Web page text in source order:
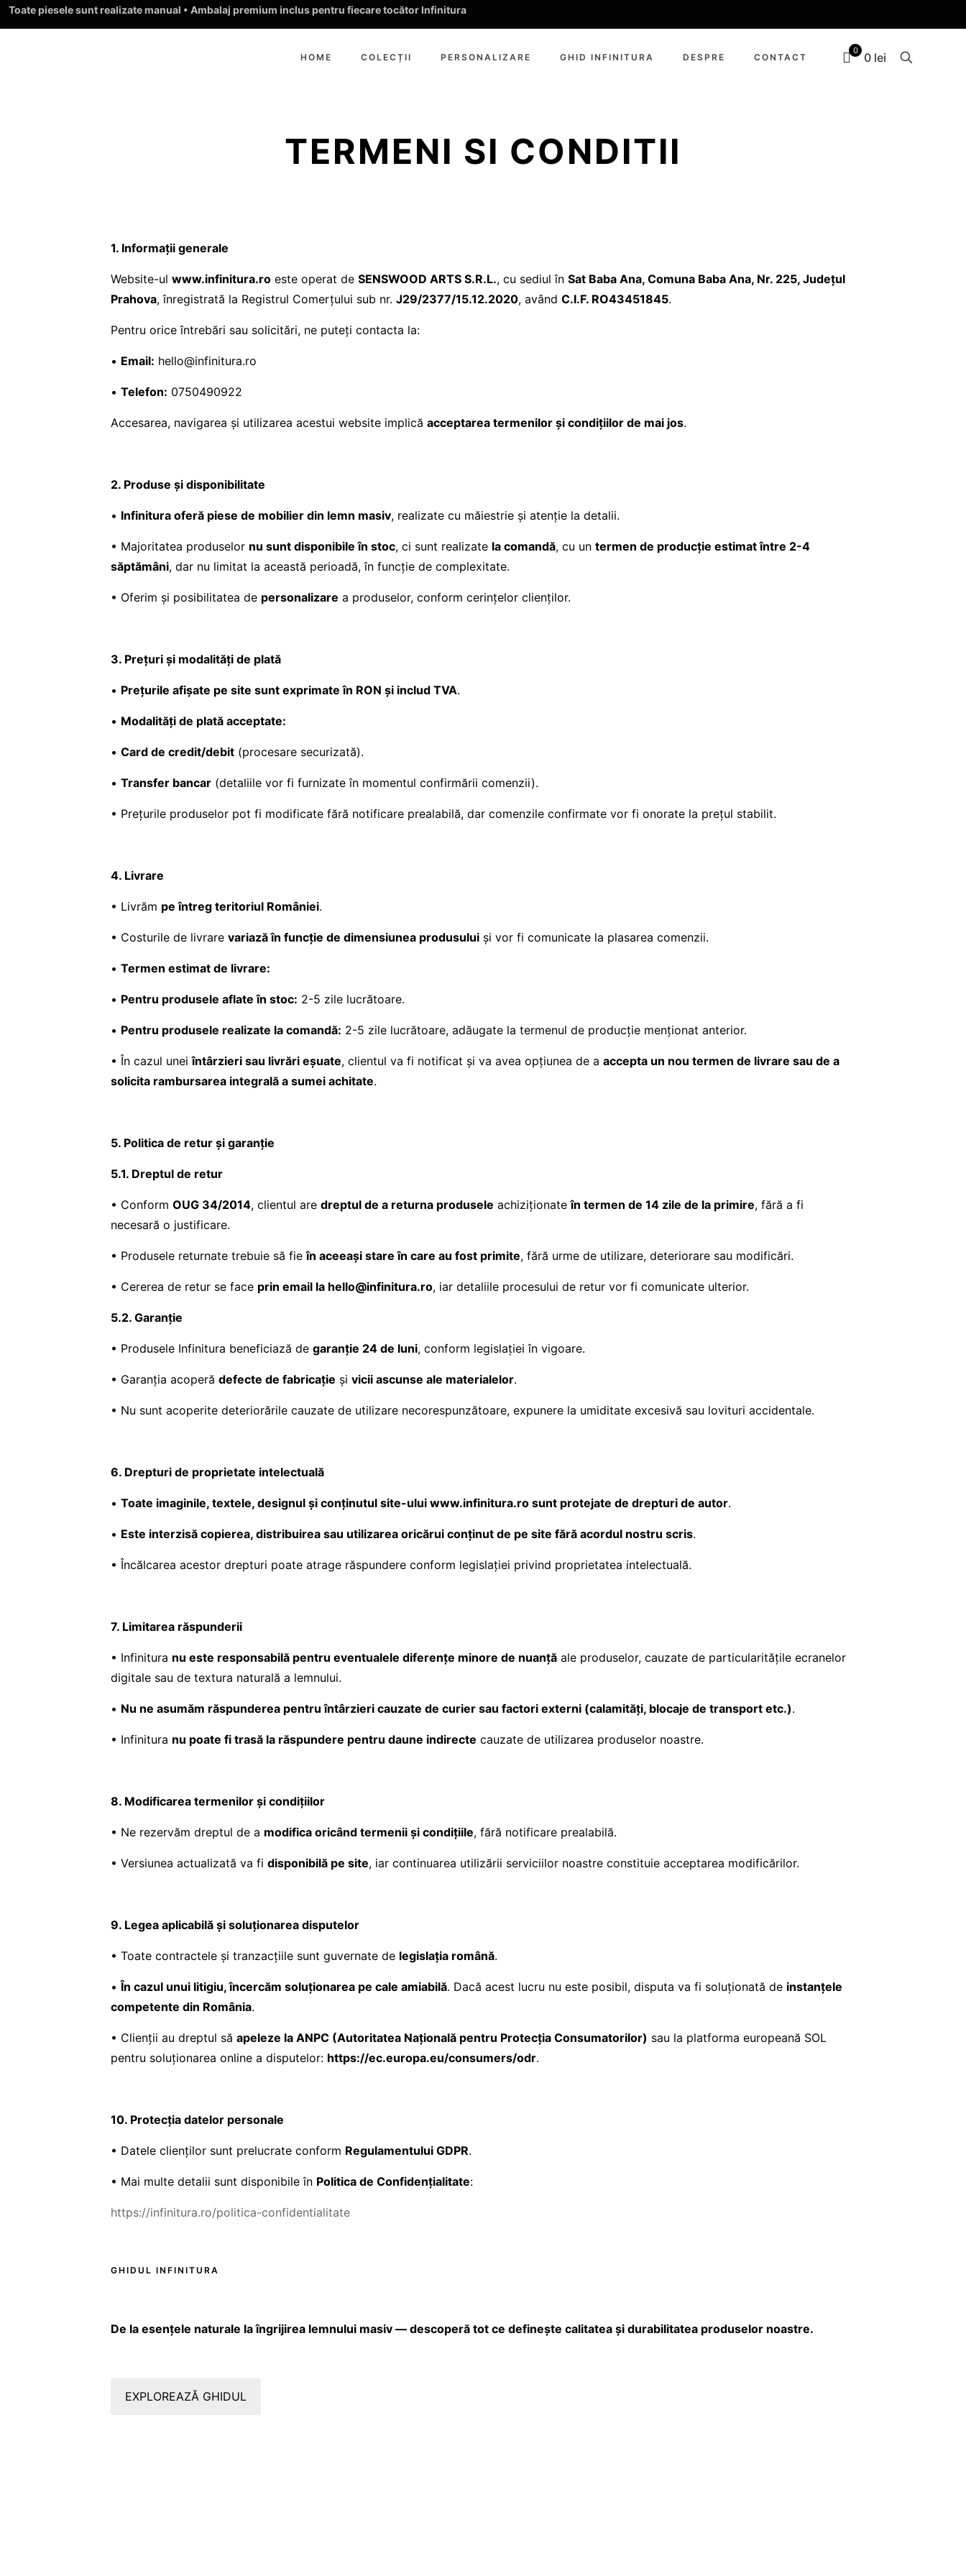
Toate piesele sunt realizate manual • Ambalaj premium inclus pentru fiecare tocător Infinitura
HOME COLECȚII PERSONALIZARE GHID INFINITURA DESPRE CONTACT
0 0 lei
TERMENI SI CONDITII
1. Informații generale
Website-ul www.infinitura.ro este operat de SENSWOOD ARTS S.R.L., cu sediul în Sat Baba Ana, Comuna Baba Ana, Nr. 225, Județul
Prahova, înregistrată la Registrul Comerțului sub nr. J29/2377/15.12.2020, având C.I.F. RO43451845.
Pentru orice întrebări sau solicitări, ne puteți contacta la:
• Email: hello@infinitura.ro
• Telefon: 0750490922
Accesarea, navigarea și utilizarea acestui website implică acceptarea termenilor și condițiilor de mai jos.
2. Produse și disponibilitate
• Infinitura oferă piese de mobilier din lemn masiv, realizate cu măiestrie și atenție la detalii.
• Majoritatea produselor nu sunt disponibile în stoc, ci sunt realizate la comandă, cu un termen de producție estimat între 2-4
săptămâni, dar nu limitat la această perioadă, în funcție de complexitate.
• Oferim și posibilitatea de personalizare a produselor, conform cerințelor clienților.
3. Prețuri și modalități de plată
• Prețurile afișate pe site sunt exprimate în RON și includ TVA.
• Modalități de plată acceptate:
• Card de credit/debit (procesare securizată).
• Transfer bancar (detaliile vor fi furnizate în momentul confirmării comenzii).
• Prețurile produselor pot fi modificate fără notificare prealabilă, dar comenzile confirmate vor fi onorate la prețul stabilit.
4. Livrare
• Livrăm pe întreg teritoriul României.
• Costurile de livrare variază în funcție de dimensiunea produsului și vor fi comunicate la plasarea comenzii.
• Termen estimat de livrare:
• Pentru produsele aflate în stoc: 2-5 zile lucrătoare.
• Pentru produsele realizate la comandă: 2-5 zile lucrătoare, adăugate la termenul de producție menționat anterior.
• În cazul uneiîntârzieri sau livrări eșuate, clientul va fi notificat și va avea opțiunea de a accepta un nou termen de livrare sau de a
solicita rambursarea integrală a sumei achitate.
5. Politica de retur și garanție
5.1. Dreptul de retur
• Conform OUG 34/2014, clientul are dreptul de a returna produsele achiziționateîn termen de 14 zile de la primire, fără a fi
necesară o justificare.
• Produsele returnate trebuie să fieîn aceeași stare în care au fost primite, fără urme de utilizare, deteriorare sau modificări.
• Cererea de retur se face prin email la hello@infinitura.ro, iar detaliile procesului de retur vor fi comunicate ulterior.
5.2. Garanție
• Produsele Infinitura beneficiază de garanție 24 de luni, conform legislației în vigoare.
• Garanția acoperă defecte de fabricație și vicii ascunse ale materialelor.
• Nu sunt acoperite deteriorările cauzate de utilizare necorespunzătoare, expunere la umiditate excesivă sau lovituri accidentale.
6. Drepturi de proprietate intelectuală
• Toate imaginile, textele, designul și conținutul site-ului www.infinitura.ro sunt protejate de drepturi de autor.
• Este interzisă copierea, distribuirea sau utilizarea oricărui conținut de pe site fără acordul nostru scris.
• Încălcarea acestor drepturi poate atrage răspundere conform legislației privind proprietatea intelectuală.
7. Limitarea răspunderii
• Infinitura nu este responsabilă pentru eventualele diferențe minore de nuanță ale produselor, cauzate de particularitățile ecranelor
digitale sau de textura naturală a lemnului.
• Nu ne asumăm răspunderea pentru întârzieri cauzate de curier sau factori externi (calamități, blocaje de transport etc.).
• Infinitura nu poate fi trasă la răspundere pentru daune indirecte cauzate de utilizarea produselor noastre.
8. Modificarea termenilor și condițiilor
• Ne rezervăm dreptul de a modifica oricând termenii și condițiile, fără notificare prealabilă.
• Versiunea actualizată va fi disponibilă pe site, iar continuarea utilizării serviciilor noastre constituie acceptarea modificărilor.
9. Legea aplicabilă și soluționarea disputelor
• Toate contractele și tranzacțiile sunt guvernate de legislația română.
•În cazul unui litigiu, încercăm soluționarea pe cale amiabilă. Dacă acest lucru nu este posibil, disputa va fi soluționată de instanțele
competente din România.
• Clienții au dreptul să apeleze la ANPC (Autoritatea Națională pentru Protecția Consumatorilor) sau la platforma europeană SOL
pentru soluționarea online a disputelor: https://ec.europa.eu/consumers/odr.
10. Protecția datelor personale
• Datele clienților sunt prelucrate conform Regulamentului GDPR.
• Mai multe detalii sunt disponibile în Politica de Confidențialitate:
https://infinitura.ro/politica-confidentialitate
GHIDUL INFINITURA
De la esențele naturale la îngrijirea lemnului masiv — descoperă tot ce definește calitatea și durabilitatea produselor noastre.
EXPLOREAZĂ GHIDUL